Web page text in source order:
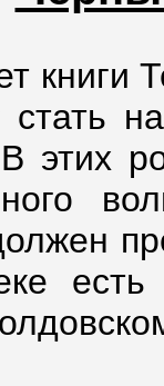
книги
этих